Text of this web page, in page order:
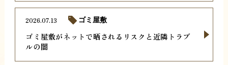
ゴミ屋敷がネットで晒されるリスクと近隣トラブ
ルの闇
2026.07.13 ゴミ屋敷